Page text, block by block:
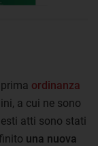
ordinanza
a cui ne sono
atti sono stati
una nuova